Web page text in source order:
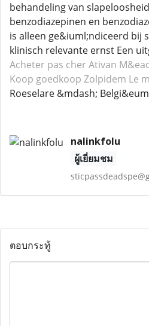
behandeling van
benzodiazepinen en
is alleen ge&iuml;ndiceerd bij
klinisch relevante ernst Een
Acheter pas cher Ativan
Koop goedkoop Zolpidem Le
Roeselare &mdash;
nalinkfolu
ผู้เยี่ยมชม
ตอบกระทู้